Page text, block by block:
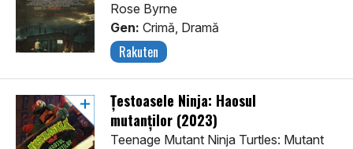
Rose Byrne
Gen: Crimă, Dramă
Rakuten
Țestoasele Ninja: Haosul
mutanților (2023)
Teenage Mutant Ninja Turtles: Mutant